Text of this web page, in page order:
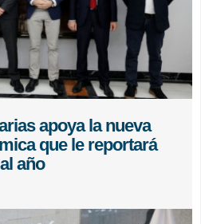
apoya la nueva
que le reportará
año